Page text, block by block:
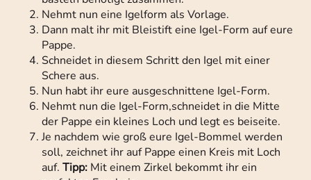
Nehmt nun eine Igelform als Vorlage.
Dann malt ihr mit Bleistift eine Igel-Form auf eure
Pappe.
Schneidet in diesem Schritt den Igel mit einer
Schere aus.
Nun habt ihr eure ausgeschnittene Igel-Form.
Nehmt nun die Igel-Form,schneidet in die Mitte
der Pappe ein kleines Loch und legt es beiseite.
Je nachdem wie groß eure Igel-Bommel werden
soll, zeichnet ihr auf Pappe einen Kreis mit Loch
auf. Tipp: Mit einem Zirkel bekommt ihr ein